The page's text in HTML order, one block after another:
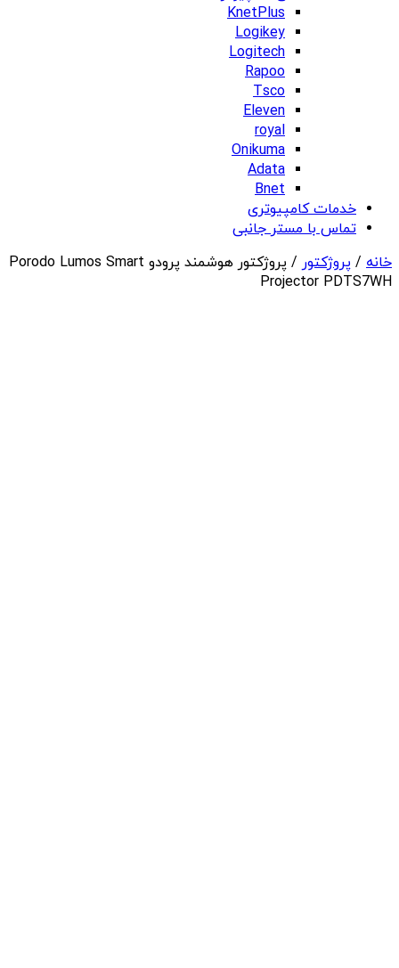
KnetPlus
Logikey
Logitech
Rapoo
Tsco
Eleven
royal
Onikuma
Adata
Bnet
خدمات کامپیوتری
تماس با مستر جانبی
خانه / پروژکتور
/ پروژکتور هوشمند پرودو Porodo Lumos Smart
Projector PDTS7WH